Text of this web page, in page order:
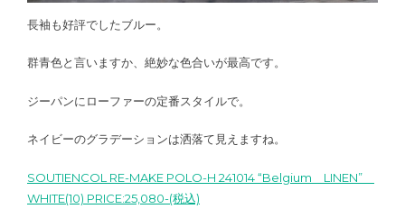
長袖も好評でしたブルー。
群青色と言いますか、絶妙な色合いが最高です。
ジーパンにローファーの定番スタイルで。
ネイビーのグラデーションは洒落て見えますね。
SOUTIENCOL RE-MAKE POLO-H 241014 “Belgium LINEN”
WHITE(10) PRICE:25,080-(税込)